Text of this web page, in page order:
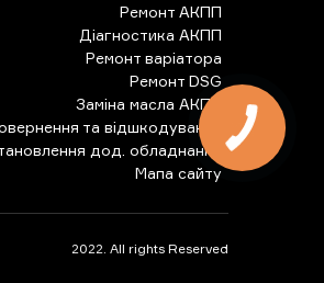
Ремонт АКПП
Діагностика АКПП
Ремонт варіатора
Ремонт DSG
Заміна масла АКПП
та відшкодування
дод. обладнання
Мапа сайту
2022. All rights Reserved
КНОПКА
ЗВ'ЯЗКУ